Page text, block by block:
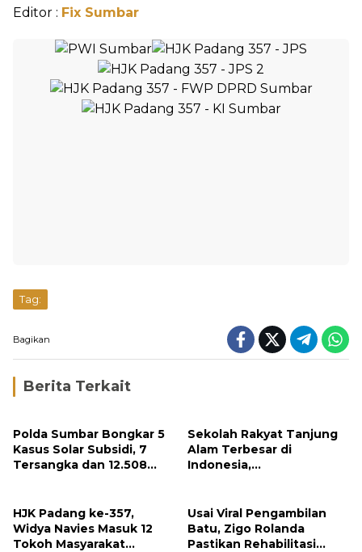
Editor : Fix Sumbar
Tag:
Bagikan
Berita Terkait
Polda Sumbar Bongkar 5
Kasus Solar Subsidi, 7
Tersangka dan 12.508
Sekolah Rakyat Tanjung
Alam Terbesar di
Indonesia,
HJK Padang ke-357,
Widya Navies Masuk 12
Tokoh Masyarakat
Usai Viral Pengambilan
Batu, Zigo Rolanda
Pastikan Rehabilitasi